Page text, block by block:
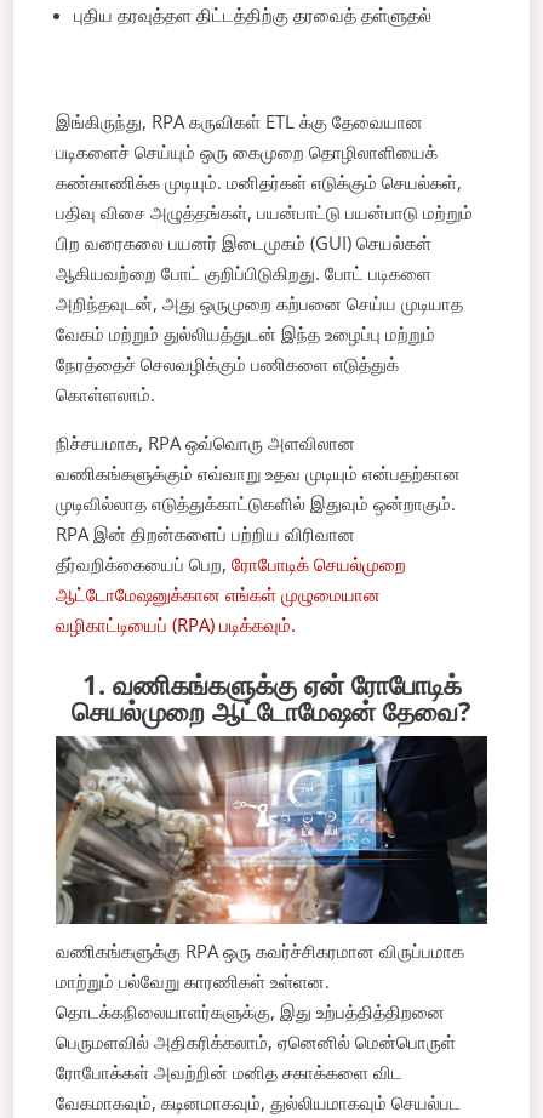
புதிய தரவுத்தள திட்டத்திற்கு தரவைத் தள்ளுதல்
இங்கிருந்து, RPA கருவிகள் ETL க்கு தேவையான
படிகளைச் செய்யும் ஒரு கைமுறை தொழிலாளியைக்
கண்காணிக்க முடியும். மனிதர்கள் எடுக்கும் செயல்கள்,
பதிவு விசை அழுத்தங்கள், பயன்பாட்டு பயன்பாடு மற்றும்
பிற வரைகலை பயனர் இடைமுகம் (GUI) செயல்கள்
ஆகியவற்றை போட் குறிப்பிடுகிறது. போட் படிகளை
அறிந்தவுடன், அது ஒருமுறை கற்பனை செய்ய முடியாத
வேகம் மற்றும் துல்லியத்துடன் இந்த உழைப்பு மற்றும்
நேரத்தைச் செலவழிக்கும் பணிகளை எடுத்துக்
கொள்ளலாம்.
நிச்சயமாக, RPA ஒவ்வொரு அளவிலான
வணிகங்களுக்கும் எவ்வாறு உதவ முடியும் என்பதற்கான
முடிவில்லாத எடுத்துக்காட்டுகளில் இதுவும் ஒன்றாகும்.
RPA இன் திறன்களைப் பற்றிய விரிவான
தீர்வறிக்கையைப் பெற,ரோபோடிக் செயல்முறை
ஆட்டோமேஷனுக்கான எங்கள் முழுமையான
வழிகாட்டியைப் (RPA) படிக்கவும்.
1. வணிகங்களுக்கு ஏன் ரோபோடிக்
செயல்முறை ஆட்டோமேஷன் தேவை?
வணிகங்களுக்கு RPA ஒரு கவர்ச்சிகரமான விருப்பமாக
மாற்றும் பல்வேறு காரணிகள் உள்ளன.
தொடக்கநிலையாளர்களுக்கு, இது உற்பத்தித்திறனை
பெருமளவில் அதிகரிக்கலாம், ஏனெனில் மென்பொருள்
ரோபோக்கள் அவற்றின் மனித சகாக்களை விட
வேகமாகவும், கடினமாகவும், துல்லியமாகவும் செயல்பட